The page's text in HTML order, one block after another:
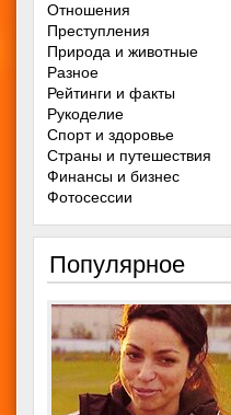
Отношения
Преступления
Природа и животные
Разное
Рейтинги и факты
Рукоделие
Спорт и здоровье
Страны и путешествия
Финансы и бизнес
Фотосессии
Популярное